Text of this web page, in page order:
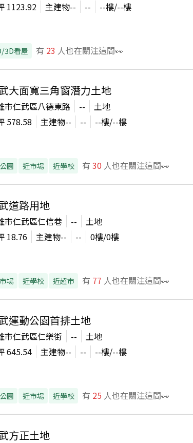
1123.92 主建物-- -- --樓/--樓
3D看屋 有 23 人也在關注這間👀
大面寬三角窗潛力土地
市仁武區八德東路 --
土地
578.58 主建物-- -- --樓/--樓
園 近市場 近學校 有 30 人也在關注這間👀
道路用地
市仁武區仁信巷 --
土地
18.76 主建物-- -- 0樓/0樓
場 近學校 近超市 有 77 人也在關注這間👀
運動公園首排土地
市仁武區仁樂街 --
土地
645.54 主建物-- -- --樓/--樓
園 近市場 近學校 有 25 人也在關注這間👀
方正土地